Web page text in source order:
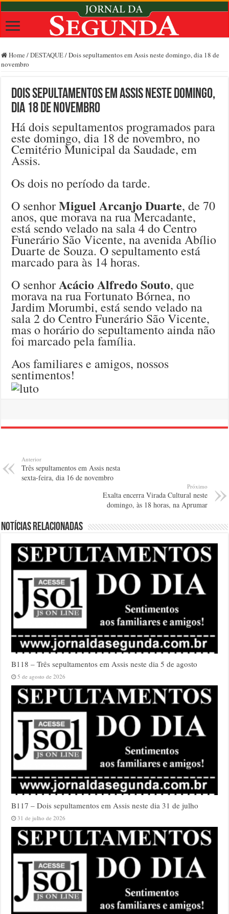
Home /DESTAQUE/Dois sepultamentos em Assis neste domingo, dia 18 de
novembro
Dois sepultamentos em Assis neste domingo,
dia 18 de novembro
Há dois sepultamentos programados para
este domingo, dia 18 de novembro, no
Cemitério Municipal da Saudade, em
Assis.
Os dois no período da tarde.
O senhorMiguel Arcanjo Duarte, de 70
anos, que morava na rua Mercadante,
está sendo velado na sala 4 do Centro
Funerário São Vicente, na avenida Abílio
Duarte de Souza. O sepultamento está
marcado para às 14 horas.
O senhorAcácio Alfredo Souto, que
morava na rua Fortunato Bórnea, no
Jardim Morumbi, está sendo velado na
sala 2 do Centro Funerário São Vicente,
mas o horário do sepultamento ainda não
foi marcado pela família.
Aos familiares e amigos, nossos
sentimentos!
Anterior
Três sepultamentos em Assis nesta
sexta-feira, dia 16 de novembro
Próximo
Exalta encerra Virada Cultural neste
domingo, às 18 horas, na Aprumar
Notícias relacionadas
B118 – Três sepultamentos em Assis neste dia 5 de agosto
5 de agosto de 2026
B117 – Dois sepultamentos em Assis neste dia 31 de julho
31 de julho de 2026